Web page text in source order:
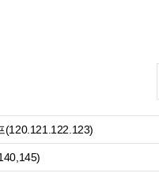
(120.121.122.123)